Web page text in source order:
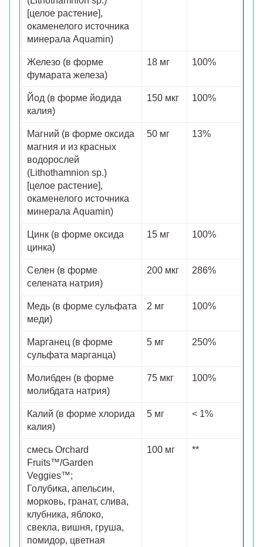
[целое растение],
окаменелого источника
минерала Aquamin)
Железо (в форме
фумарата железа)
18 мг 100%
Йод (в форме йодида
калия)
150 мкг 100%
Магний (в форме оксида
магния и из красных
водорослей
(Lithothamnion sp.)
[целое растение],
окаменелого источника
минерала Aquamin)
50 мг 13%
Цинк (в форме оксида
цинка)
15 мг 100%
Селен (в форме
селената натрия)
200 мкг 286%
Медь (в форме сульфата
меди)
2 мг 100%
Марганец (в форме
сульфата марганца)
5 мг 250%
Молибден (в форме
молибдата натрия)
75 мкг 100%
Калий (в форме хлорида
калия)
5 мг < 1%
смесь Orchard
Fruits™/Garden
Veggies™;
Голубика, апельсин,
морковь, гранат, слива,
клубника, яблоко,
свекла, вишня, груша,
помидор, цветная
100 мг **